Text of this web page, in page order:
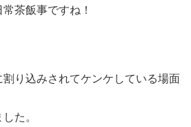
茶飯事ですね！
り込みされてケンケしている場面
た。